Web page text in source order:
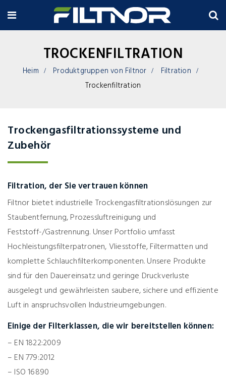
TROCKENFILTRATION
Heim Produktgruppen von Filtnor
Filtration
Trockenfiltration
Trockengasfiltrationssysteme und
Zubehör
Filtration, der Sie vertrauen können
Filtnor bietet industrielle Trockengasfiltrationslösungen zur
Staubentfernung, Prozessluftreinigung und
Feststoff-/Gastrennung. Unser Portfolio umfasst
Hochleistungsfilterpatronen, Vliesstoffe, Filtermatten und
komplette Schlauchfilterkomponenten. Unsere Produkte
sind für den Dauereinsatz und geringe Druckverluste
ausgelegt und gewährleisten saubere, sichere und effiziente
Luft in anspruchsvollen Industrieumgebungen.
Einige der Filterklassen, die wir bereitstellen können:
– EN 1822:2009
– EN 779:2012
– ISO 16890